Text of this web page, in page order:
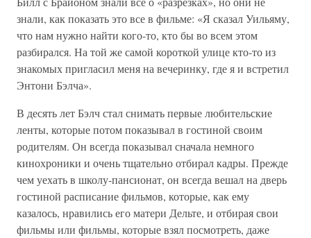
знали, как показать это все в фильме: «Я сказал Уильяму,
что нам нужно найти кого-то, кто бы во всем этом
разбирался. На той же самой короткой улице кто-то из
знакомых пригласил меня на вечеринку, где я и встретил
Энтони Бэлча».
В десять лет Бэлч стал снимать первые любительские
ленты, которые потом показывал в гостиной своим
родителям. Он всегда показывал сначала немного
кинохроники и очень тщательно отбирал кадры. Прежде
чем уехать в школу-пансионат, он всегда вешал на дверь
гостиной расписание фильмов, которые, как ему
казалось, нравились его матери Дельте, и отбирая свои
фильмы или фильмы, которые взял посмотреть, даже